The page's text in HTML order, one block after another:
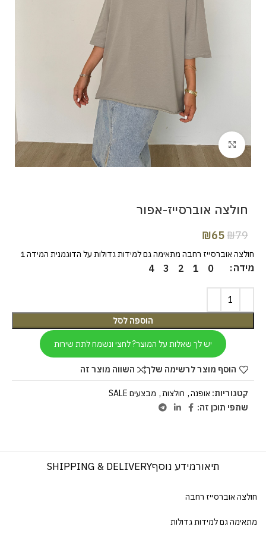
Click to enlarge
חולצה אוברסייז-אפור
₪79
₪65
חולצה אוברסייז רחבה מתאימה גם למידות גדולות על הדוגמנית המידה 1
מידה 0
1
2
3
4
הוספה לסל
יש לך שאלות על המוצר? לחצי ונשמח לתת שירות
הוסף מוצר לרשימה שלך השווה מוצר זה
קטגוריות: אופנה, חולצות, מבצעים SALE
שתפי תוכן זה:
תיאורמידע נוסףSHIPPING & DELIVERY
חולצה אוברסייז רחבה
מתאימה גם למידות גדולות